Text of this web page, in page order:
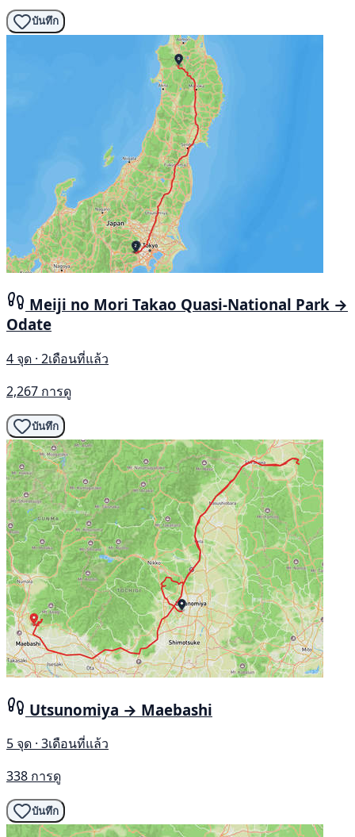
บันทึก
Meiji no Mori Takao Quasi-National Park →
Odate
4 จุด · 2เดือนที่แล้ว
2,267 การดู
บันทึก
Utsunomiya → Maebashi
5 จุด · 3เดือนที่แล้ว
338 การดู
บันทึก